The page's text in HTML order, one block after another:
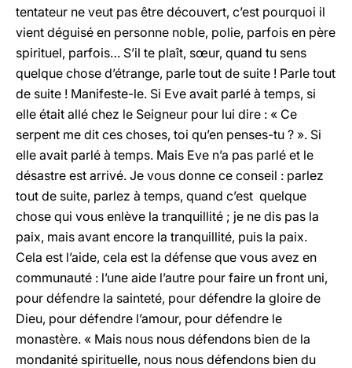
tentateur ne veut pas être découvert, c’est pourquoi il
vient déguisé en personne noble, polie, parfois en père
spirituel, parfois… S’il te plaît, sœur, quand tu sens
quelque chose d’étrange, parle tout de suite ! Parle tout
de suite ! Manifeste-le. Si Eve avait parlé à temps, si
elle était allé chez le Seigneur pour lui dire : « Ce
serpent me dit ces choses, toi qu’en penses-tu ? ». Si
elle avait parlé à temps. Mais Eve n’a pas parlé et le
désastre est arrivé. Je vous donne ce conseil : parlez
tout de suite, parlez à temps, quand c’est quelque
chose qui vous enlève la tranquillité ; je ne dis pas la
paix, mais avant encore la tranquillité, puis la paix.
Cela est l’aide, cela est la défense que vous avez en
communauté : l’une aide l’autre pour faire un front uni,
pour défendre la sainteté, pour défendre la gloire de
Dieu, pour défendre l’amour, pour défendre le
monastère. « Mais nous nous défendons bien de la
mondanité spirituelle, nous nous défendons bien du